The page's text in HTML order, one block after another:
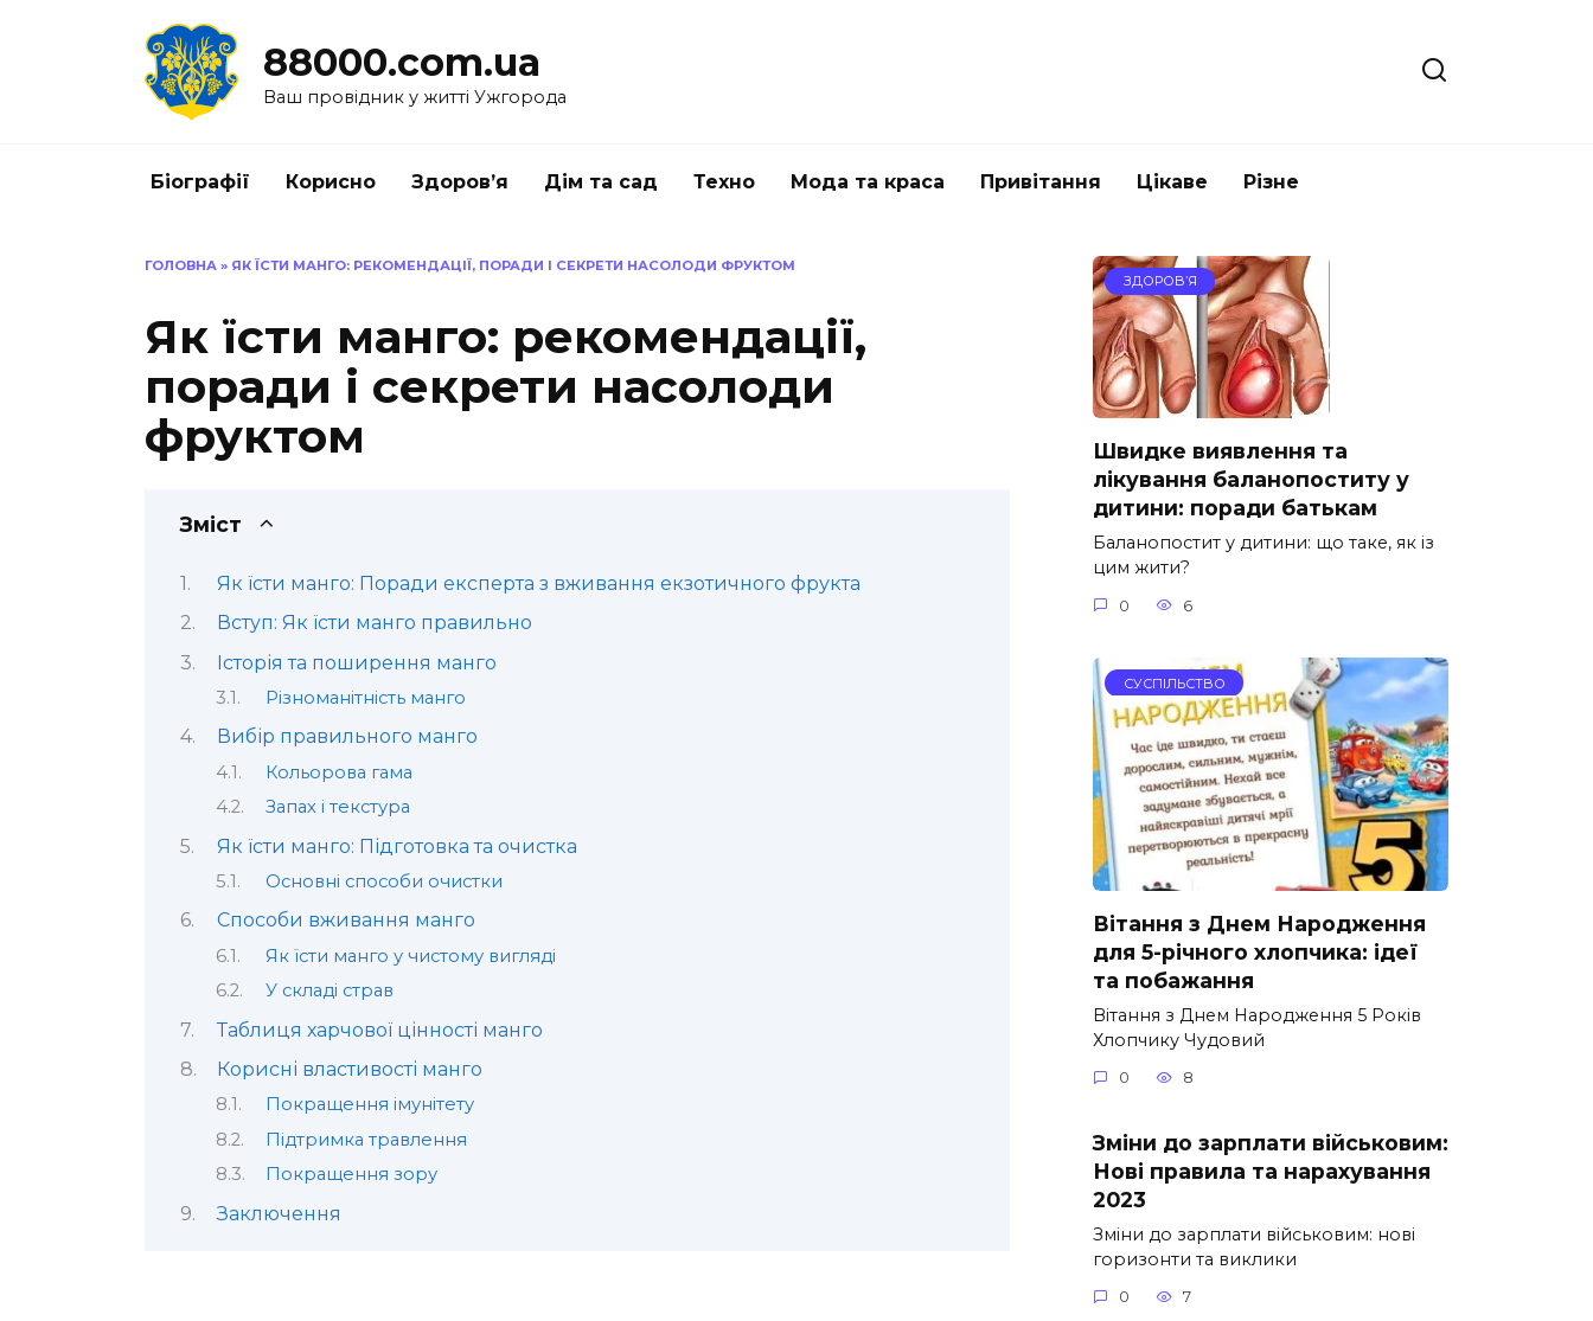
88000.com.ua
Ваш провідник у житті Ужгорода
Біографії Корисно Здоров’я Дім та сад Техно Мода та краса Привітання Цікаве Різне
ГОЛОВНА » ЯК ЇСТИ МАНГО: РЕКОМЕНДАЦІЇ, ПОРАДИ І СЕКРЕТИ НАСОЛОДИ ФРУКТОМ
Як їсти манго: рекомендації,
поради і секрети насолоди
фруктом
Зміст
Як їсти манго: Поради експерта з вживання екзотичного фрукта
Вступ: Як їсти манго правильно
Історія та поширення манго
Різноманітність манго
Вибір правильного манго
Кольорова гама
Запах і текстура
Як їсти манго: Підготовка та очистка
Основні способи очистки
Способи вживання манго
Як їсти манго у чистому вигляді
У складі страв
Таблиця харчової цінності манго
Корисні властивості манго
Покращення імунітету
Підтримка травлення
Покращення зору
Заключення
ЗДОРОВ’Я
Швидке виявлення та
лікування баланопоститу у
дитини: поради батькам
Баланопостит у дитини: що таке, як із
цим жити?
0 6
СУСПІЛЬСТВО
Вітання з Днем Народження
для 5-річного хлопчика: ідеї
та побажання
Вітання з Днем Народження 5 Років
Хлопчику Чудовий
0 8
Зміни до зарплати військовим:
Нові правила та нарахування
2023
Зміни до зарплати військовим: нові
горизонти та виклики
0 7